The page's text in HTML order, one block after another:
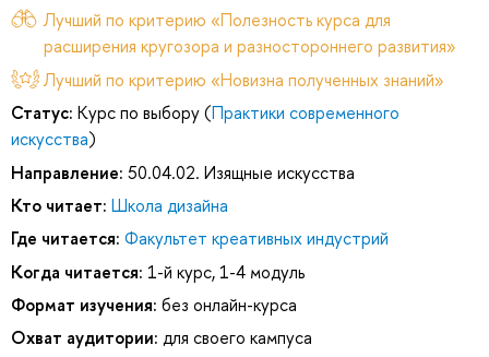
Лучший по критерию «Полезность курса для
расширения кругозора и разностороннего развития»
Лучший по критерию «Новизна полученных знаний»
Статус: Курс по выбору (Практики современного
искусства)
Направление: 50.04.02. Изящные искусства
Кто читает: Школа дизайна
Где читается: Факультет креативных индустрий
Когда читается: 1-й курс, 1-4 модуль
Формат изучения: без онлайн-курса
Охват аудитории: для своего кампуса